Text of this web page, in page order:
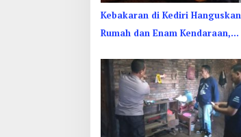
Kebakaran di Kediri Hanguskan
Rumah dan Enam Kendaraan,